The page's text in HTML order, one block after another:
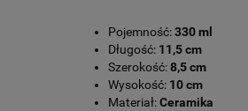
Pojemność:330 ml
Długość: 11,5 cm
Szerokość:8,5 cm
Wysokość: 10 cm
Materiał:Ceramika